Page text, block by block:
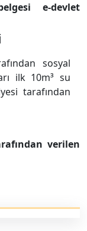
e-devlet
sosyal
ilk 10m³ su
tarafından
verilen